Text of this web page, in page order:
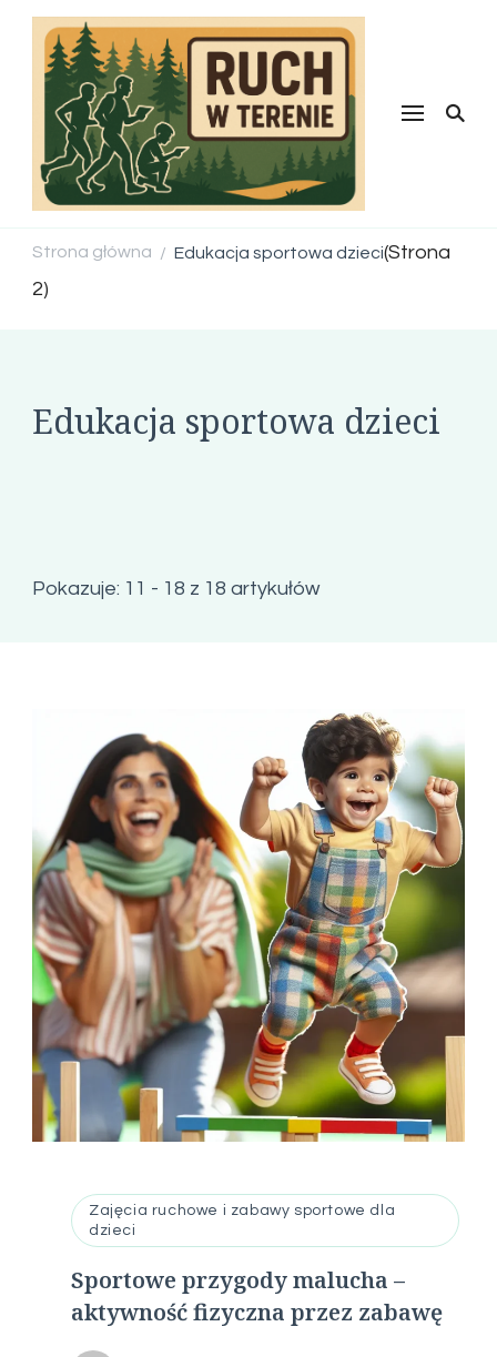
Ruch w
Strona główna / Edukacja sportowa dzieci(Strona
2)
Edukacja sportowa dzieci
Pokazuje: 11 - 18 z 18 artykułów
Zajęcia ruchowe i zabawy sportowe dla
dzieci
Sportowe przygody malucha –
aktywność fizyczna przez zabawę